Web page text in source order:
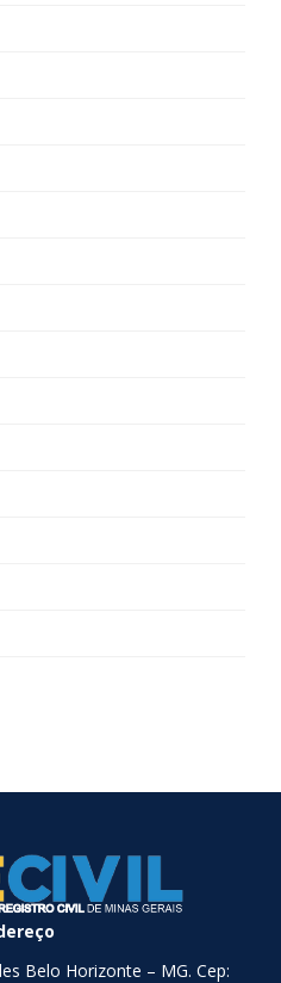
Belo Horizonte – MG. Cep: